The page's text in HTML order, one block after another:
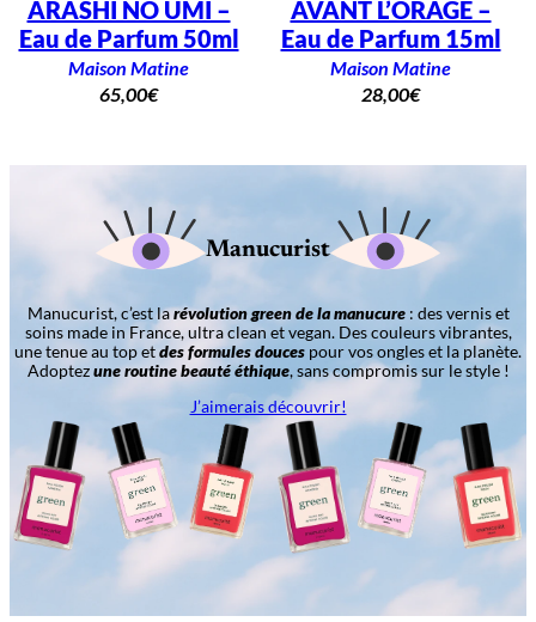
ARASHI NO UMI –
Eau de Parfum 50ml
Maison Matine
65,00€
AVANT L’ORAGE –
Eau de Parfum 15ml
Maison Matine
28,00€
Manucurist
Manucurist, c’est larévolution green de la manucure: des vernis et
soins made in France, ultra clean et vegan. Des couleurs vibrantes,
une tenue au top etdes formules douces pour vos ongles et la planète.
Adoptezune routine beauté éthique, sans compromis sur le style !
J’aimerais découvrir!